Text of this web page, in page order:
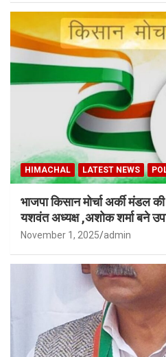
HIMACHAL LATEST NEWS
भाजपा किसान मोर्चा अर्की मंडल
यशवंत अध्यक्ष ,अशोक शर्मा बने
November 1, 2025 admin